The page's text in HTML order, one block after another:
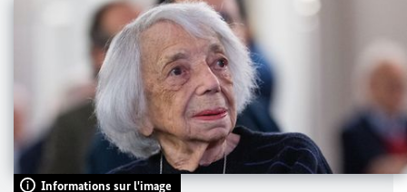
Informations sur l'image